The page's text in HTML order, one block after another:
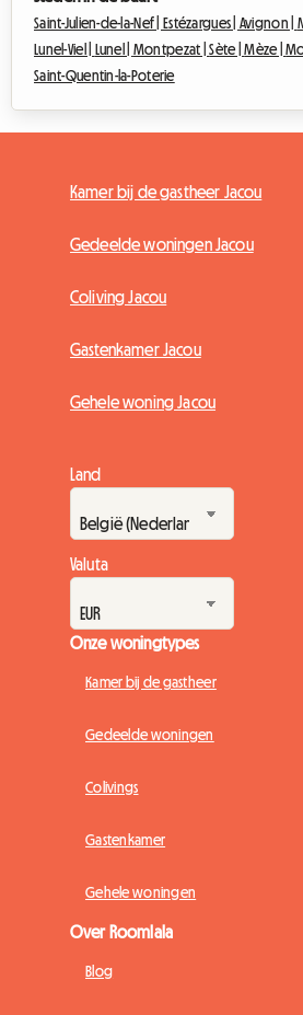
Saint-Julien-de-la-Nef | Estézargues | Avignon |
Lunel-Viel |
Lunel | Montpezat |Sète |Mèze |
Saint-Quentin-la-Poterie
Kamer bij de gastheer Jacou
Gedeelde woningen Jacou
Coliving Jacou
Gastenkamer Jacou
Gehele woning Jacou
Land
Valuta
Onze woningtypes
Kamer bij de gastheer
Gedeelde woningen
Colivings
Gastenkamer
Gehele woningen
Over Roomlala
Blog